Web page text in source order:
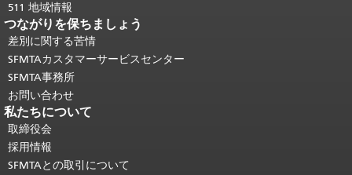
511 地域情報
つながりを保ちましょう
差別に関する苦情
SFMTAカスタマーサービスセンター
SFMTA事務所
お問い合わせ
私たちについて
取締役会
採用情報
SFMTAとの取引について